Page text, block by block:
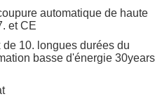
automatique de haute
et CE
10. longues durées du
basse d'énergie 30years